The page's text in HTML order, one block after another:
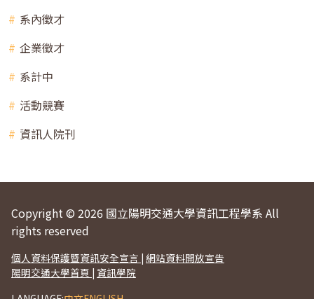
系內徵才
企業徵才
系計中
活動競賽
資訊人院刊
Copyright © 2026 國立陽明交通大學資訊工程學系 All
rights reserved
個人資料保護暨資訊安全宣言 | 網站資料開放宣告
陽明交通大學首頁 | 資訊學院